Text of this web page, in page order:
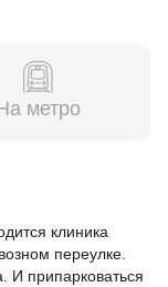
метро
клиника
переулке.
И припарковаться